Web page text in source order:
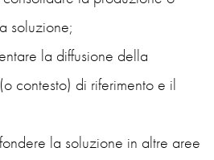
soluzione;
la diffusione della
contesto) di riferimento e il
la soluzione in altre aree